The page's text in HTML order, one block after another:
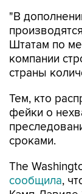
"В
Штатам по
компании
страны
Тем, кто
фейки о
сроками.
The
сообщила,